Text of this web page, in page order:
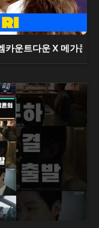
카운트다운 X 메가콘